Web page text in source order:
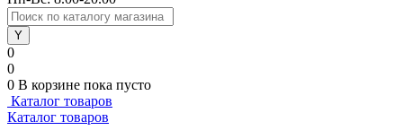
0
0
0 В корзине пока пусто
Каталог товаров
Каталог товаров